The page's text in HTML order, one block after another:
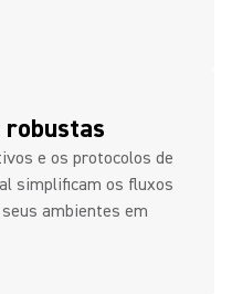
robustas
e os protocolos de
simplificam os fluxos
ambientes em